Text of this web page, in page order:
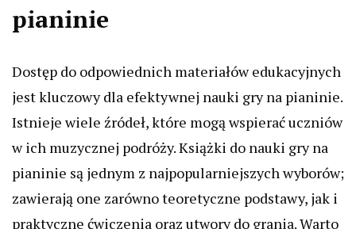
pianinie
Dostęp do odpowiednich materiałów edukacyjnych
jest kluczowy dla efektywnej nauki gry na pianinie.
Istnieje wiele źródeł, które mogą wspierać uczniów
w ich muzycznej podróży. Książki do nauki gry na
pianinie są jednym z najpopularniejszych wyborów;
zawierają one zarówno teoretyczne podstawy, jak i
praktyczne ćwiczenia oraz utwory do grania. Warto